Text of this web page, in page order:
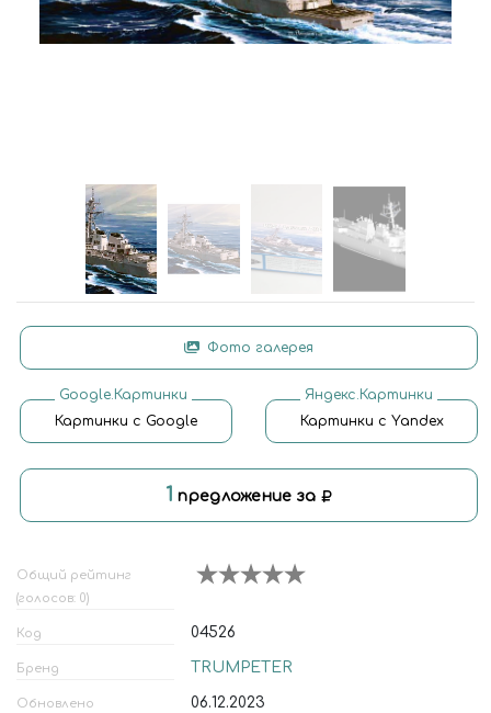
Фото галерея
Google.Картинки
Картинки с Google
Яндекс.Картинки
Картинки с Yandex
1 предложение за
Общий рейтинг
(голосов: 0)
Код 04526
Бренд TRUMPETER
Обновлено 06.12.2023